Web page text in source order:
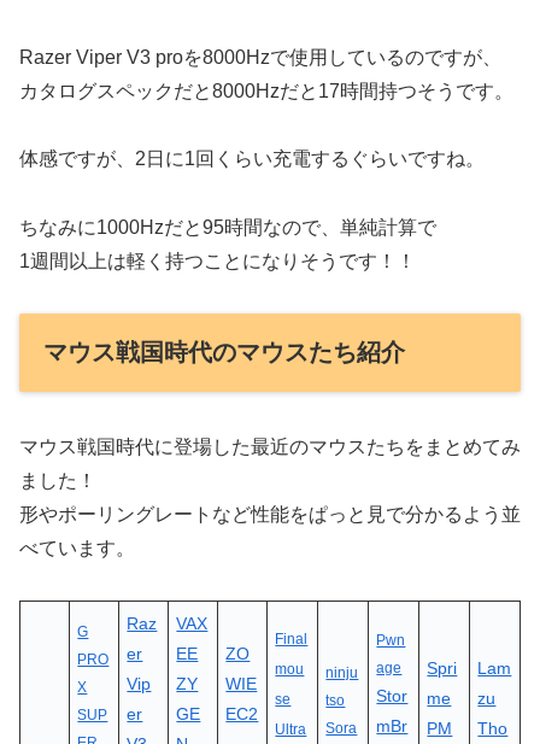
Razer Viper V3 proを8000Hzで使用しているのですが、
カタログスペックだと8000Hzだと17時間持つそうです。
体感ですが、2日に1回くらい充電するぐらいですね。
ちなみに1000Hzだと95時間なので、単純計算で
1週間以上は軽く持つことになりそうです！！
マウス戦国時代のマウスたち紹介
マウス戦国時代に登場した最近のマウスたちをまとめてみ
ました！
形やポーリングレートなど性能をぱっと見で分かるよう並
べています。
G
PRO
X
SUP
Raz
er
Vip
er
VAX
EE
ZY
GE
ZO
WIE
EC2
Final
mou
se
Ultra
ninju
tso
Sora
Pwn
age
Stor
mBr
Spri
me
PM
Lam
zu
Tho